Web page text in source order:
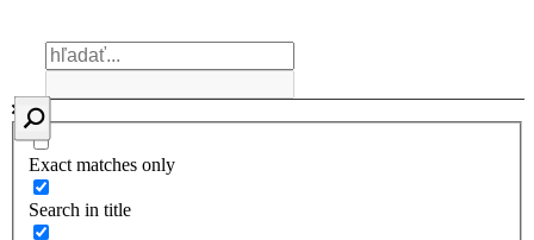
Exact matches only
Search in title